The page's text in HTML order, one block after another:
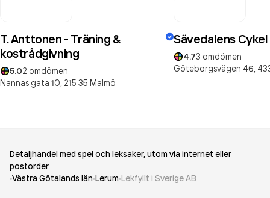
T. Anttonen - Träning &
kostrådgivning
5.02 omdömen
Nannas gata 10, 215 35 Malmö
Sävedalens
4.73 omdömen
Göteborgsvägen 46,
Detaljhandel med spel och leksaker, utom via internet eller
postorder
Västra Götalands län Lerum Lekfyllt i Sverige AB